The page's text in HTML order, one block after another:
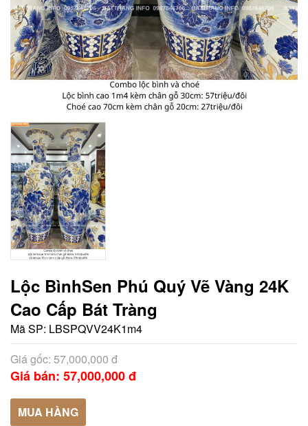
Lộc BìnhSen Phú Quý Vẽ Vàng 24K
Cao Cấp Bát Tràng
Mã SP: LBSPQVV24K1m4
Giá gốc: 57,000,000 đ
Giá bán: 57,000,000 đ
MUA HÀNG